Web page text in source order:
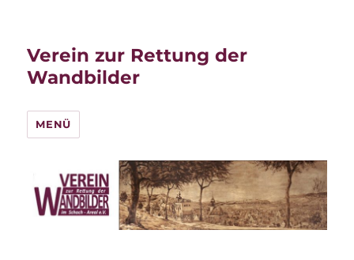
Verein zur Rettung der
Wandbilder
MENÜ